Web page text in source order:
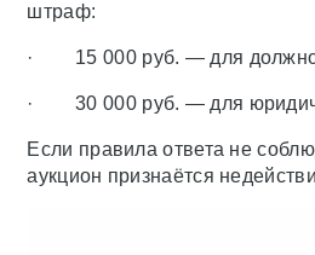
штраф:
· 15 000 руб. — для
· 30 000 руб. — для
Если правила ответа не
аукцион признаётся